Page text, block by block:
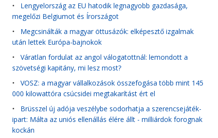
• Lengyelország az EU hatodik legnagyobb gazdasága,
megelőzi Belgiumot és Írországot
• Megcsinálták a magyar öttusázók: elképesztő izgalmak
után lettek Európa-bajnokok
• Váratlan fordulat az angol válogatottnál: lemondott a
szövetségi kapitány, mi lesz most?
• VOSZ: a magyar vállalkozások összefogása több mint 145
000 kilowattóra csúcsidei megtakarítást ért el
• Brüsszel új adója veszélybe sodorhatja a szerencsejáték-
ipart: Málta az uniós ellenállás élére állt - milliárdok forognak
kockán